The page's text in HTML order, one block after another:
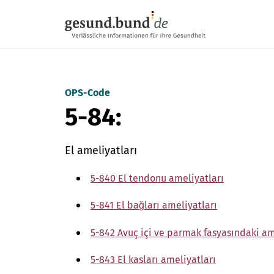
OPS-Code
5-84:
El ameliyatları
5-840 El tendonu ameliyatları
5-841 El bağları ameliyatları
5-842 Avuç içi ve parmak fasyasındaki
5-843 El kasları ameliyatları